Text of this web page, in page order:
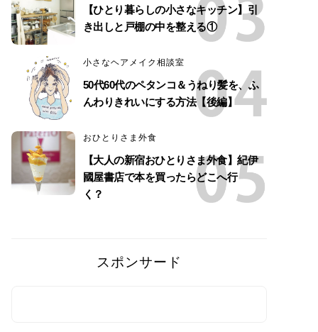
【ひとり暮らしの小さなキッチン】引
き出しと戸棚の中を整える①
小さなヘアメイク相談室
50代60代のペタンコ＆うねり髪を、ふ
んわりきれいにする方法【後編】
おひとりさま外食
【大人の新宿おひとりさま外食】紀伊
國屋書店で本を買ったらどこへ行
く？
スポンサード